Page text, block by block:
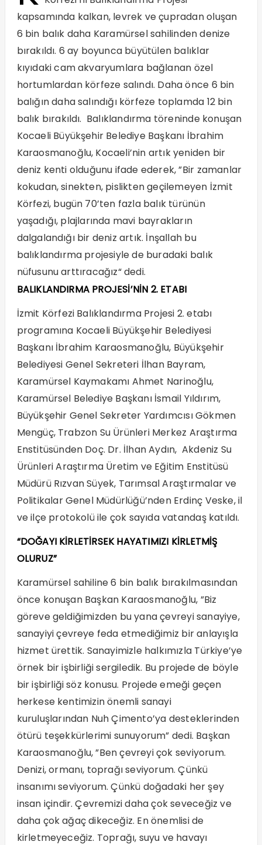
kapsamında kalkan, levrek ve çupradan oluşan
6 bin balık daha Karamürsel sahilinden denize
bırakıldı. 6 ay boyunca büyütülen balıklar
kıyıdaki cam akvaryumlara bağlanan özel
hortumlardan körfeze salındı. Daha önce 6 bin
balığın daha salındığı körfeze toplamda 12 bin
balık bırakıldı. Balıklandırma töreninde konuşan
Kocaeli Büyükşehir Belediye Başkanı İbrahim
Karaosmanoğlu, Kocaeli’nin artık yeniden bir
deniz kenti olduğunu ifade ederek, ”Bir zamanlar
kokudan, sinekten, pislikten geçilemeyen İzmit
Körfezi, bugün 70’ten fazla balık türünün
yaşadığı, plajlarında mavi bayrakların
dalgalandığı bir deniz artık. İnşallah bu
balıklandırma projesiyle de buradaki balık
nüfusunu arttıracağız“ dedi.
BALIKLANDIRMA PROJESİ’NİN 2. ETABI
İzmit Körfezi Balıklandırma Projesi 2. etabı
programına Kocaeli Büyükşehir Belediyesi
Başkanı İbrahim Karaosmanoğlu, Büyükşehir
Belediyesi Genel Sekreteri İlhan Bayram,
Karamürsel Kaymakamı Ahmet Narinoğlu,
Karamürsel Belediye Başkanı İsmail Yıldırım,
Büyükşehir Genel Sekreter Yardımcısı Gökmen
Mengüç, Trabzon Su Ürünleri Merkez Araştırma
Enstitüsünden Doç. Dr. İlhan Aydın, Akdeniz Su
Ürünleri Araştırma Üretim ve Eğitim Enstitüsü
Müdürü Rızvan Süyek, Tarımsal Araştırmalar ve
Politikalar Genel Müdürlüğü’nden Erdinç Veske, il
ve ilçe protokolü ile çok sayıda vatandaş katıldı.
“DOĞAYI KİRLETİRSEK HAYATIMIZI KİRLETMİŞ
OLURUZ”
Karamürsel sahiline 6 bin balık bırakılmasından
önce konuşan Başkan Karaosmanoğlu, ”Biz
göreve geldiğimizden bu yana çevreyi sanayiye,
sanayiyi çevreye feda etmediğimiz bir anlayışla
hizmet ürettik. Sanayimizle halkımızla Türkiye’ye
örnek bir işbirliği sergiledik. Bu projede de böyle
bir işbirliği söz konusu. Projede emeği geçen
herkese kentimizin önemli sanayi
kuruluşlarından Nuh Çimento’ya desteklerinden
ötürü teşekkürlerimi sunuyorum” dedi. Başkan
Karaosmanoğlu, ”Ben çevreyi çok seviyorum.
Denizi, ormanı, toprağı seviyorum. Çünkü
insanımı seviyorum. Çünkü doğadaki her şey
insan içindir. Çevremizi daha çok seveceğiz ve
daha çok ağaç dikeceğiz. En önemlisi de
kirletmeyeceğiz. Toprağı, suyu ve havayı